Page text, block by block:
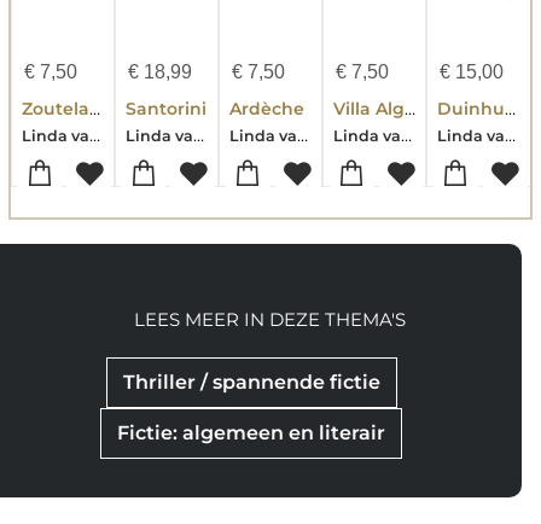
€7,50
Zoutelande
Linda van Rijn
€18,99
Santorini
Linda van Rijn
€ 7,50
Ardèche
Linda van Rijn
€ 7,50
Villa Algarve
Linda van Rijn
€ 15,00
Duinhuisje
Linda van Rijn
Thriller / spannende fictie
Fictie: algemeen en literair
LEES MEER IN DEZE THEMA'S